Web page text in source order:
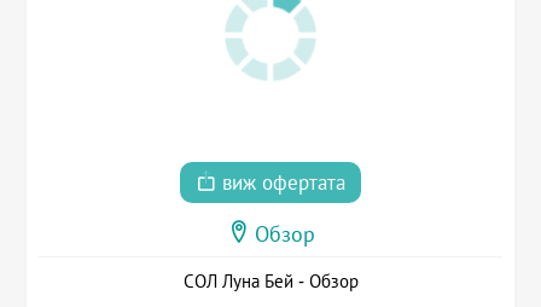
виж офертата
Обзор
СОЛ Луна Бей - Обзор